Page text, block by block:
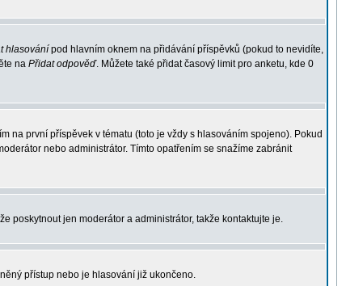
hlasování pod hlavním oknem na přidávání příspěvků (pokud to nevidíte,
na Přidat odpověď. Můžete také přidat časový limit pro anketu, kde 0
na první příspěvek v tématu (toto je vždy s hlasováním spojeno). Pokud
nebo administrátor. Tímto opatřením se snažíme zabránit
poskytnout jen moderátor a administrátor, takže kontaktujte je.
přístup nebo je hlasování již ukončeno.